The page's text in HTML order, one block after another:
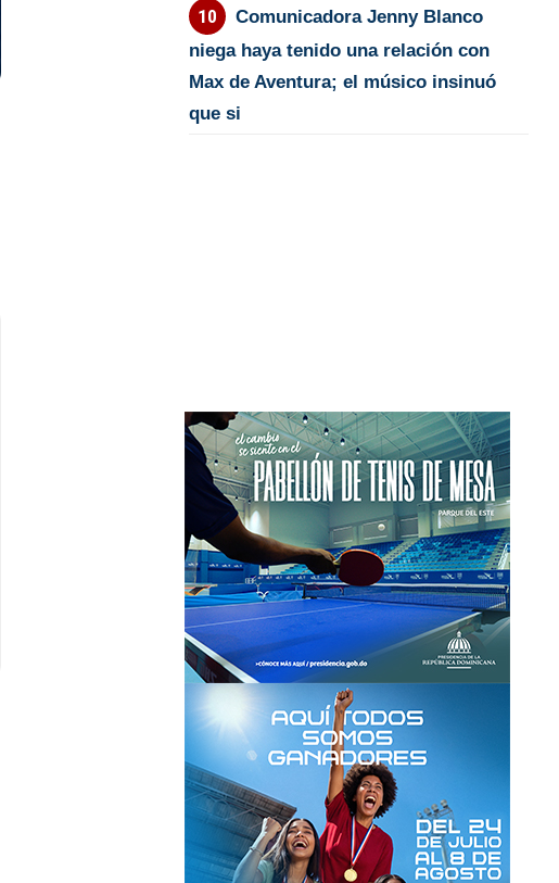
Comunicadora Jenny Blanco
niega haya tenido una relación con
Max de Aventura; el músico insinuó
que si